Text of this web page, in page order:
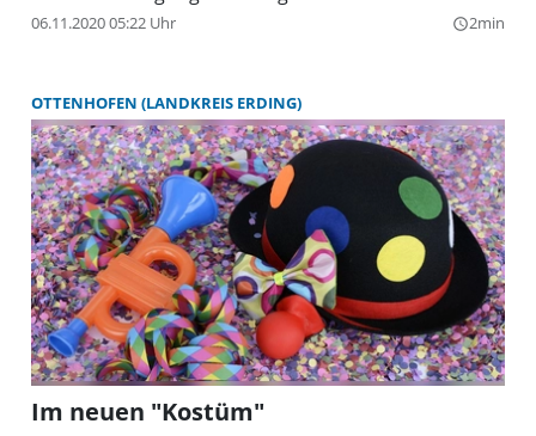
schnellbremsen um eine Kollision zu verhindern.
06.11.2020 05:22 Uhr query_builder2min
OTTENHOFEN (LANDKREIS ERDING)
Im neuen "Kostüm"